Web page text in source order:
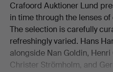
Crafoord Auktioner Lund
in time through the lenses
The selection is carefully
refreshingly varied. Hans
alongside Nan Goldin,
Christer Strömholm, and